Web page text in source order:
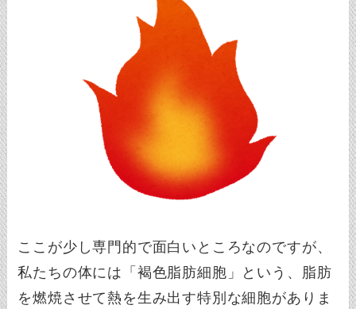
ここが少し専門的で面白いところなのですが、
私たちの体には「褐色脂肪細胞」という、脂肪
を燃焼させて熱を生み出す特別な細胞がありま